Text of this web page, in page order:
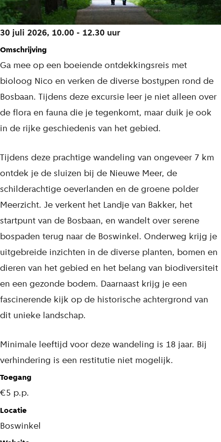
s
b
a
n
30 juli 2026, 10.00 - 12.30 uur
Omschrijving
Ga mee op een boeiende ontdekkingsreis met
bioloog Nico en verken de diverse bostypen rond de
Bosbaan. Tijdens deze excursie leer je niet alleen over
de flora en fauna die je tegenkomt, maar duik je ook
in de rijke geschiedenis van het gebied.
Tijdens deze prachtige wandeling van ongeveer 7 km
ontdek je de sluizen bij de Nieuwe Meer, de
schilderachtige oeverlanden en de groene polder
Meerzicht. Je verkent het Landje van Bakker, het
startpunt van de Bosbaan, en wandelt over serene
bospaden terug naar de Boswinkel. Onderweg krijg je
uitgebreide inzichten in de diverse planten, bomen en
dieren van het gebied en het belang van biodiversiteit
en een gezonde bodem. Daarnaast krijg je een
fascinerende kijk op de historische achtergrond van
dit unieke landschap.
Minimale leeftijd voor deze wandeling is 18 jaar. Bij
verhindering is een restitutie niet mogelijk.
Toegang
€5 p.p.
Locatie
Boswinkel